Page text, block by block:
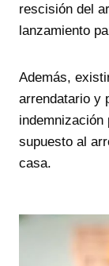
rescisión del
lanzamiento
Además,
arrendatario y
indemnización
supuesto al
casa.